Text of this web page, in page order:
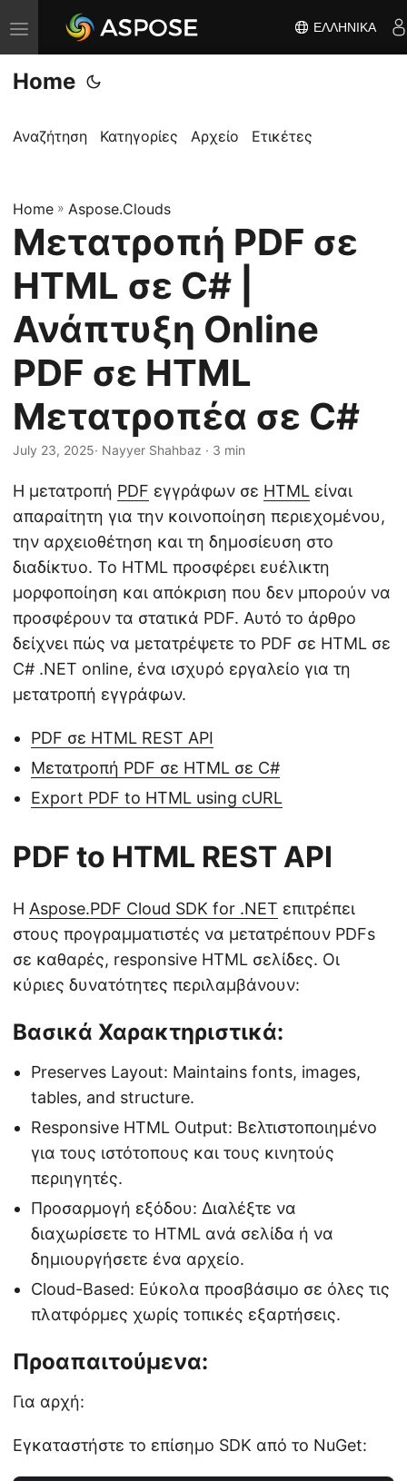
Ε
ν
α
λ
ή
π
λ
ο
γ
η
σ
η
ΕΛΛΗΝΙΚΆ
Home
Αναζήτηση Κατηγορίες Αρχείο Ετικέτες
Home » Aspose.Clouds
Μετατροπή PDF σε
HTML σε C# |
Ανάπτυξη Online
PDF σε HTML
Μετατροπέα σε C#
July 23, 2025· Nayyer Shahbaz · 3 min
Η μετατροπή PDF εγγράφων σε HTML είναι
απαραίτητη για την κοινοποίηση περιεχομένου,
την αρχειοθέτηση και τη δημοσίευση στο
διαδίκτυο. Το HTML προσφέρει ευέλικτη
μορφοποίηση και απόκριση που δεν μπορούν να
προσφέρουν τα στατικά PDF. Αυτό το άρθρο
δείχνει πώς να μετατρέψετε το PDF σε HTML σε
C# .NET online, ένα ισχυρό εργαλείο για τη
μετατροπή εγγράφων.
PDF σε HTML REST API
Μετατροπή PDF σε HTML σε C#
Export PDF to HTML using cURL
PDF to HTML REST API
Η Aspose.PDF Cloud SDK for .NET επιτρέπει
στους προγραμματιστές να μετατρέπουν PDFs
σε καθαρές, responsive HTML σελίδες. Οι
κύριες δυνατότητες περιλαμβάνουν:
Βασικά Χαρακτηριστικά:
Preserves Layout: Maintains fonts, images,
tables, and structure.
Responsive HTML Output: Βελτιστοποιημένο
για τους ιστότοπους και τους κινητούς
περιηγητές.
Προσαρμογή εξόδου: Διαλέξτε να
διαχωρίσετε το HTML ανά σελίδα ή να
δημιουργήσετε ένα αρχείο.
Cloud-Based: Εύκολα προσβάσιμο σε όλες τις
πλατφόρμες χωρίς τοπικές εξαρτήσεις.
Προαπαιτούμενα:
Για αρχή:
Εγκαταστήστε το επίσημο SDK από το NuGet: